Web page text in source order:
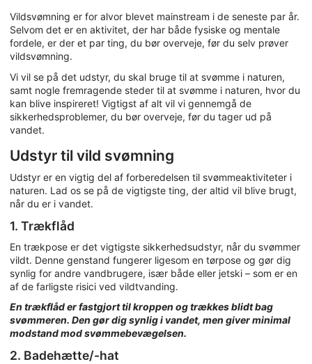
Vildsvømning er for alvor blevet mainstream i de seneste par år.
Selvom det er en aktivitet, der har både fysiske og mentale
fordele, er der et par ting, du bør overveje, før du selv prøver
vildsvømning.
Vi vil se på det udstyr, du skal bruge til at svømme i naturen,
samt nogle fremragende steder til at svømme i naturen, hvor du
kan blive inspireret! Vigtigst af alt vil vi gennemgå de
sikkerhedsproblemer, du bør overveje, før du tager ud på
vandet.
Udstyr til vild svømning
Udstyr er en vigtig del af forberedelsen til svømmeaktiviteter i
naturen. Lad os se på de vigtigste ting, der altid vil blive brugt,
når du er i vandet.
1. Trækflåd
En trækpose er det vigtigste sikkerhedsudstyr, når du svømmer
vildt. Denne genstand fungerer ligesom en tørpose og gør dig
synlig for andre vandbrugere, især både eller jetski – som er en
af de farligste risici ved vildtvanding.
En trækflåd er fastgjort til kroppen og trækkes blidt bag
svømmeren. Den gør dig synlig i vandet, men giver minimal
modstand mod svømmebevægelsen.
2. Badehætte/-hat